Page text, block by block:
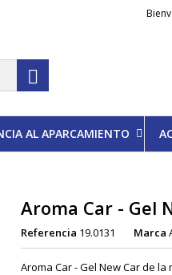

AL APARCAMIENTO
Aroma Car - Gel
Referencia 19.0131 Marca
Aroma Car - Gel New Car de la